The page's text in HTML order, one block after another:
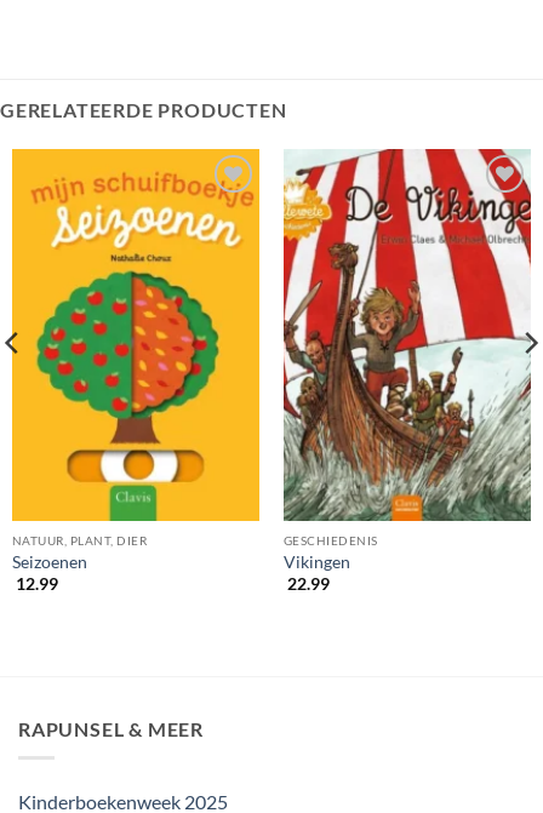
GERELATEERDE PRODUCTEN
NATUUR, PLANT, DIER
Seizoenen
12.99
GESCHIEDENIS
Vikingen
22.99
RAPUNSEL & MEER
Kinderboekenweek 2025